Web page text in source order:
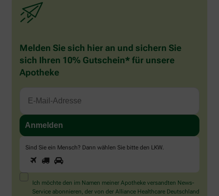
Melden Sie sich hier an und sichern Sie
sich Ihren 10% Gutschein* für unsere
Apotheke
Sind Sie ein Mensch? Dann wählen Sie bitte den LKW.
Sind
Sie
ein
Mensch?
Dann
1 2
Ich möchte den im Namen meiner Apotheke versandten News-
Service abonnieren, der von der Alliance Healthcare Deutschland